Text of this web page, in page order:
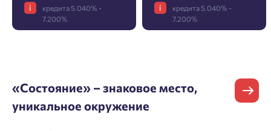
i
кредита 5.040% -
7.200%
i
кредита 5.040% -
7.200%
Отчество
«Состояние» – знаковое место,
уникальное окружение
Телефон
Согласен получать информационную рассылку
Больше никаких паролей! Введите номер
телефона, кликнув на кнопку «Войти» ниже
Войти
Ростов-на-Дону
Подбор квартиры за 3 минуты